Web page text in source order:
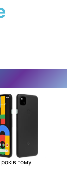
років тому